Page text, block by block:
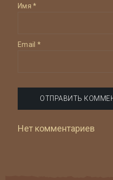
Имя*
Email *
Нет комментариев